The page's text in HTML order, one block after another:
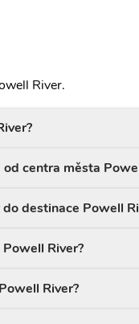
River.
centra města
destinace Powell
River?
River?